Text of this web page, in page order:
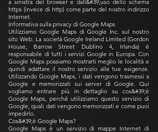
a sinistra del browser e dall&#39;uso dello schema
https (invece di http) come parte del nostro indirizzo
Internet.
Informativa sulla privacy di Google Maps
Utilizziamo Google Maps di Google Inc. sul nostro
sito Web. La società Google Ireland Limited (Gordon
House, Barrow Street Dublino 4, Irlanda) è
responsabile di tutti i servizi Google in Europa. Con
Google Maps possiamo mostrarti meglio le località e
quindi adattare il nostro servizio alle tue esigenze.
Utilizzando Google Maps, i dati vengono trasmessi a
Google e memorizzati sui server di Google. Qui
vogliamo entrare più in dettaglio su cos&#39;è
Google Maps, perché utilizziamo questo servizio di
Google, quali dati vengono memorizzati e come puoi
impedirlo.
Cos&#39;è Google Maps?
Google Maps è un servizio di mappe Internet di